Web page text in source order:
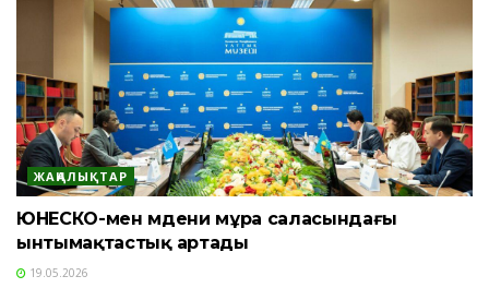
ЖАҢАЛЫҚТАР
ЮНЕСКО-мен мәдени мұра саласындағы
ынтымақтастық артады
19.05.2026